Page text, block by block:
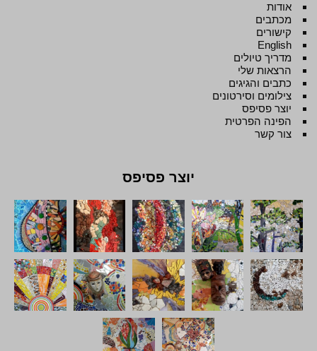
אודות
מכתבים
קישורים
English
מדריך טיולים
הרצאות שלי
כתבים והגיגים
צילומים וסירטונים
יוצר פסיפס
הפינה הפרטית
צור קשר
יוצר פסיפס